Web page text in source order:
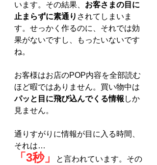
います。その結果、 お客さまの目に
止まらずに素通り されてしまいま
す。せっかく作るのに、それでは効
果がないですし、もったいないです
ね。
お客様はお店のPOP内容を全部読む
ほど暇ではありません。買い物中は
パッと目に飛び込んでくる情報 しか
見ません。
通りすがりに情報が目に入る時間、
それは…
「3秒」
と言われています。その